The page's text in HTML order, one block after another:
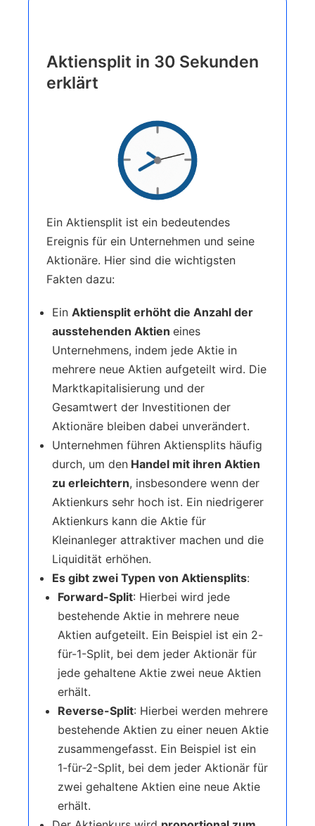
Aktiensplit in 30 Sekunden
erklärt
Ein Aktiensplit ist ein bedeutendes
Ereignis für ein Unternehmen und seine
Aktionäre. Hier sind die wichtigsten
Fakten dazu:
Ein Aktiensplit erhöht die Anzahl der
ausstehenden Aktien eines
Unternehmens, indem jede Aktie in
mehrere neue Aktien aufgeteilt wird. Die
Marktkapitalisierung und der
Gesamtwert der Investitionen der
Aktionäre bleiben dabei unverändert.
Unternehmen führen Aktiensplits häufig
durch, um den Handel mit ihren Aktien
zu erleichtern, insbesondere wenn der
Aktienkurs sehr hoch ist. Ein niedrigerer
Aktienkurs kann die Aktie für
Kleinanleger attraktiver machen und die
Liquidität erhöhen.
Es gibt zwei Typen von Aktiensplits:
Forward-Split: Hierbei wird jede
bestehende Aktie in mehrere neue
Aktien aufgeteilt. Ein Beispiel ist ein 2-
für-1-Split, bei dem jeder Aktionär für
jede gehaltene Aktie zwei neue Aktien
erhält.
Reverse-Split: Hierbei werden mehrere
bestehende Aktien zu einer neuen Aktie
zusammengefasst. Ein Beispiel ist ein
1-für-2-Split, bei dem jeder Aktionär für
zwei gehaltene Aktien eine neue Aktie
erhält.